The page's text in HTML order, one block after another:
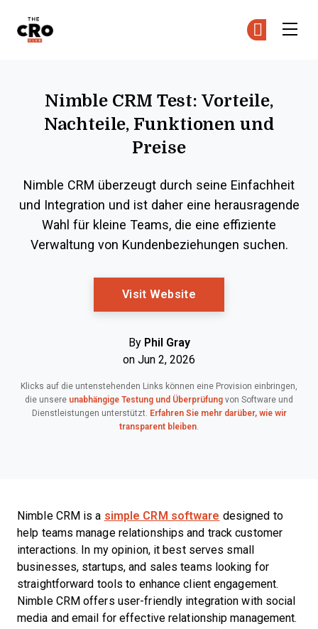
Nimble CRM Test: Vorteile,
Nachteile, Funktionen und
Preise
Nimble CRM überzeugt durch seine Einfachheit
und Integration und ist daher eine herausragende
Wahl für kleine Teams, die eine effiziente
Verwaltung von Kundenbeziehungen suchen.
Visit Website
By Phil Gray
on Jun 2, 2026
Klicks auf die untenstehenden Links können eine Provision einbringen,
die unsere unabhängige Testung und Überprüfung von Software und
Dienstleistungen unterstützt. Erfahren Sie mehr darüber, wie wir
transparent bleiben.
Nimble CRM is a simple CRM software designed to
help teams manage relationships and track customer
interactions. In my opinion, it best serves small
businesses, startups, and sales teams looking for
straightforward tools to enhance client engagement.
Nimble CRM offers user-friendly integration with social
media and email for effective relationship management.